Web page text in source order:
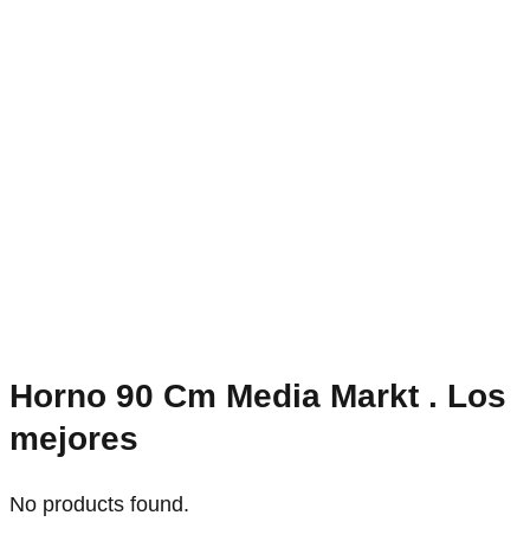
Horno 90 Cm Media Markt . Los
mejores
No products found.